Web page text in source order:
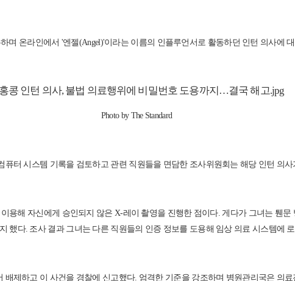
며 온라인에서 '엔젤(Angel)'이라는 이름의 인플루언서로 활동하던 인턴 의사에
Photo by The Standard
터 시스템 기록을 검토하고 관련 직원들을 면담한 조사위원회는 해당 인턴 의
해 자신에게 승인되지 않은 X-레이 촬영을 진행한 점이다. 게다가 그녀는 퉨문
했다. 조사 결과 그녀는 다른 직원들의 인증 정보를 도용해 임상 의료 시스템에
제하고 이 사건을 경찰에 신고했다. 엄격한 기준을 강조하며 병원관리국은 의